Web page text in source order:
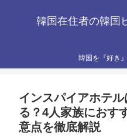
韓国在住者の韓国
韓国を『好き
インスパイアホテ
る？4人家族におす
意点を徹底解説